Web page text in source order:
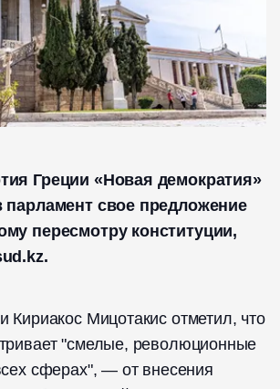
Греции «Новая демократия»
парламент свое предложение
пересмотру конституции,
Кириакос Мицотакис отметил, что
"смелые, революционные
сферах", — от внесения